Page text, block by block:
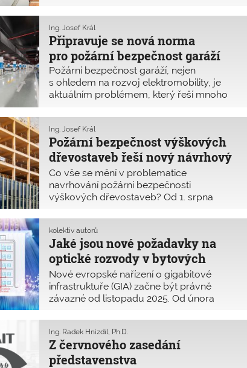
Připravuje se nová norma
pro požární bezpečnost garáží
Ing. Josef Král
Požární bezpečnost garáží, nejen
s ohledem na rozvoj elektromobility, je
aktuálním problémem, který řeší mnoho
č. 23/2008 Sb. se sice zatím nepodařilo
schválit, ale začíná se pracovat na nové
normě. Za poslední desetiletí se totiž
požární zatížení těchto staveb významně
zvýšilo a je třeba komplexní přístup.
Požární bezpečnost výškových
dřevostaveb řeší nový návrhový
předpis
Ing. Josef Král
Co vše se mění v problematice
navrhování požární bezpečnosti
výškových dřevostaveb? Od 1. srpna
ČSN 73 0802Požární bezpečnost
staveb – Nevýrobní objekty. Přesný název
přílohy zní: „Specifické požadavky pro
stavby s hořlavým konstrukčním
systémem.“ Přinášíme přehled hlavních
změn.
Jaké jsou nové požadavky na
optické rozvody v bytových
domech
kolektiv autorů
Nové evropské nařízení o gigabitové
infrastruktuře (GIA) začne být právně
závazné od listopadu 2025. Od února
optické připojení nejen všechny nové
budovy, ale i ty stávající, které procházejí
rozsáhlou obnovou. Cílem je podpořit
rychlý internet. Toto nařízení významně
Z červnového zasedání
představenstva
Ing. Radek Hnízdil, Ph.D.